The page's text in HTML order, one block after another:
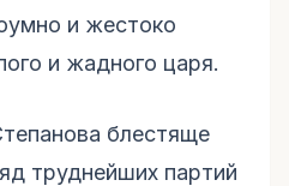
и жестоко
и жадного царя.
блестяще
труднейших партий